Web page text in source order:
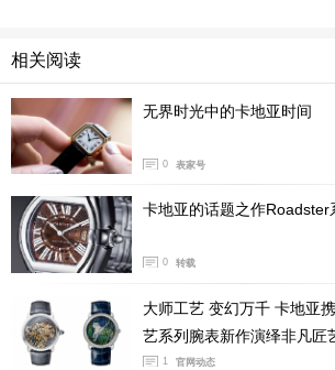
于 2014 年，毗邻位于拉夏德芳（La
的卡地亚制表工坊，这里汇聚了全球顶
成了深度协作的行业生态，驱动着一群
匠们共同携手探索技艺新境。此次全新
近 30 年前设立的 “卡地亚未来制表人
e for Watchmaking Talents of
奖项是面向青年制表人才的年度赛事
年。此外，卡地亚荣幸获颁英国国王陛
制表商皇家认证，延续其与英国王室
源。
相关阅读
无界时光中的卡地亚时间
0 表家号
卡地亚的话题之作Roadster
0 转载
大师工艺 变幻万千 卡地亚
艺系列腕表新作演绎非凡匠
1 官网动态